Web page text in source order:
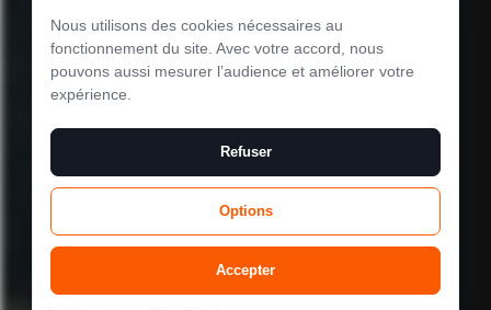
Nous utilisons des cookies nécessaires au
fonctionnement du site. Avec votre accord, nous
pouvons aussi mesurer l’audience et améliorer votre
expérience.
Refuser
Options
Accepter
Le mode
maintenance est
activé
Site will be available soon. Thank you for your patience!